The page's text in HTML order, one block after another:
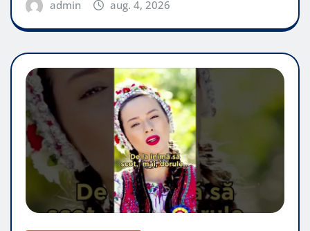
admin aug. 4, 2026